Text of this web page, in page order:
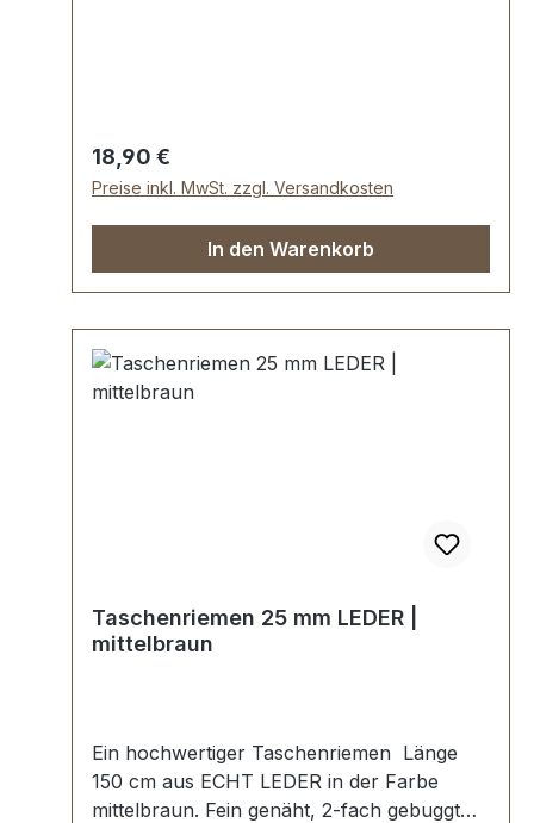
Regulärer Preis:
18,90 €
Preise inkl. MwSt. zzgl. Versandkosten
In den Warenkorb
Taschenriemen 25 mm LEDER |
mittelbraun
Ein hochwertiger Taschenriemen Länge
150 cm aus ECHT LEDER in der Farbe
mittelbraun. Fein genäht, 2-fach gebuggt